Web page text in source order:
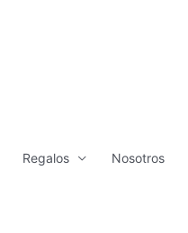
Regalos Nosotros